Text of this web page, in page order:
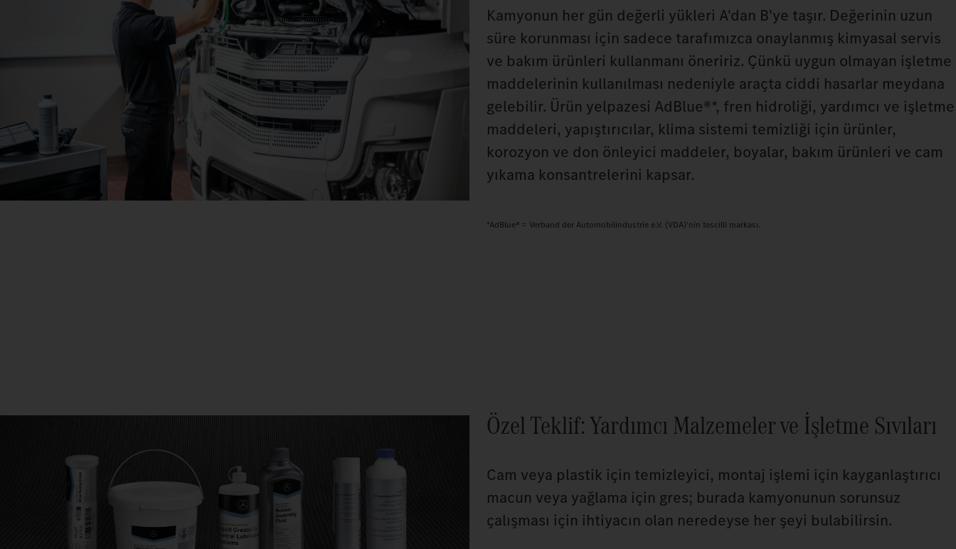
Kamyonun her gün değerli yükleri A'dan B'ye taşır. Değerinin uzun
süre korunması için sadece tarafımızca onaylanmış kimyasal servis
ve bakım ürünleri kullanmanı öneririz. Çünkü uygun olmayan işletme
maddelerinin kullanılması nedeniyle araçta ciddi hasarlar meydana
gelebilir. Ürün yelpazesi AdBlue®*, fren hidroliği, yardımcı ve işletme
maddeleri, yapıştırıcılar, klima sistemi temizliği için ürünler,
korozyon ve don önleyici maddeler, boyalar, bakım ürünleri ve cam
yıkama konsantrelerini kapsar.
*AdBlue® = Verband der Automobilindustrie e.V. (VDA)'nin tescilli markası.
Özel Teklif: Yardımcı Malzemeler ve İşletme Sıvıları
Cam veya plastik için temizleyici, montaj işlemi için kayganlaştırıcı
macun veya yağlama için gres; burada kamyonunun sorunsuz
çalışması için ihtiyacın olan neredeyse her şeyi bulabilirsin.